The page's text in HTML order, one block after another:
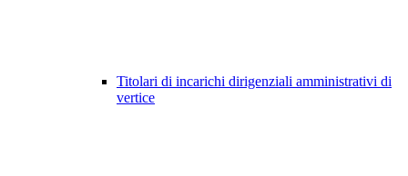
Titolari di incarichi dirigenziali amministrativi di
vertice